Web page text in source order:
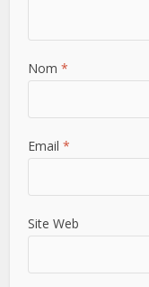
Nom *
Email *
Site Web